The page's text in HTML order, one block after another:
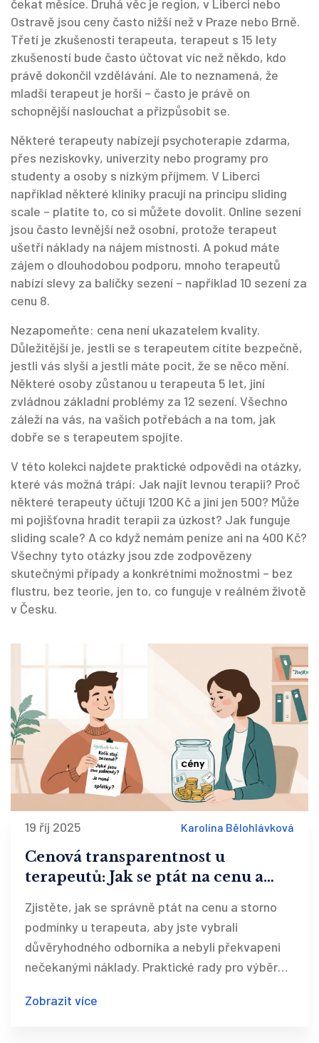
čekat měsíce. Druhá věc je region, v Liberci nebo
Ostravě jsou ceny často nižší než v Praze nebo Brně.
Třetí je zkušenosti terapeuta, terapeut s 15 lety
zkušeností bude často účtovat víc než někdo, kdo
právě dokončil vzdělávání. Ale to neznamená, že
mladší terapeut je horší – často je právě on
schopnější naslouchat a přizpůsobit se.
Některé terapeuty nabízejí psychoterapie zdarma,
přes neziskovky, univerzity nebo programy pro
studenty a osoby s nízkým příjmem. V Liberci
například některé kliniky pracují na principu sliding
scale – platíte to, co si můžete dovolit. Online sezení
jsou často levnější než osobní, protože terapeut
ušetří náklady na nájem místnosti. A pokud máte
zájem o dlouhodobou podporu, mnoho terapeutů
nabízí slevy za balíčky sezení – například 10 sezení za
cenu 8.
Nezapomeňte: cena není ukazatelem kvality.
Důležitější je, jestli se s terapeutem cítíte bezpečně,
jestli vás slyší a jestli máte pocit, že se něco mění.
Některé osoby zůstanou u terapeuta 5 let, jiní
zvládnou základní problémy za 12 sezení. Všechno
záleží na vás, na vašich potřebách a na tom, jak
dobře se s terapeutem spojíte.
V této kolekci najdete praktické odpovědi na otázky,
které vás možná trápí: Jak najít levnou terapii? Proč
některé terapeuty účtují 1200 Kč a jiní jen 500? Může
mi pojišťovna hradit terapii za úzkost? Jak funguje
sliding scale? A co když nemám peníze ani na 400 Kč?
Všechny tyto otázky jsou zde zodpovězeny
skutečnými případy a konkrétními možnostmi – bez
flustru, bez teorie, jen to, co funguje v reálném životě
v Česku.
19 říj 2025 Karolína Bělohlávková
Cenová transparentnost u
terapeutů: Jak se ptát na cenu a
Zjistěte, jak se správně ptát na cenu a storno
podmínky u terapeuta, aby jste vybrali
důvěryhodného odborníka a nebyli překvapeni
nečekanými náklady. Praktické rady pro výběr
Zobrazit více